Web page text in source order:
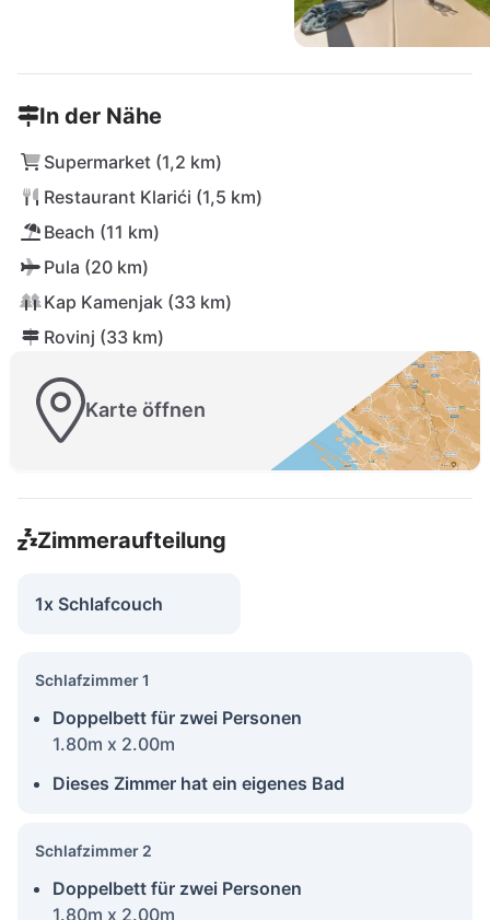
In der Nähe
Supermarket (1,2 km)
Restaurant Klarići (1,5 km)
Beach (11 km)
Pula (20 km)
Kap Kamenjak (33 km)
Rovinj (33 km)
Karte öffnen
Zimmeraufteilung
1x Schlafcouch
Schlafzimmer 1
Doppelbett für zwei Personen
1.80m x 2.00m
Dieses Zimmer hat ein eigenes Bad
Schlafzimmer 2
Doppelbett für zwei Personen
1.80m x 2.00m